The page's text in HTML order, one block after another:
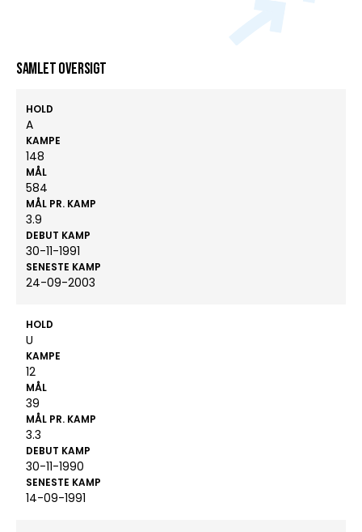
Samlet oversigt
HOLD
A
KAMPE
148
MÅL
584
MÅL PR. KAMP
3.9
DEBUT KAMP
30-11-1991
SENESTE KAMP
24-09-2003
HOLD
U
KAMPE
12
MÅL
39
MÅL PR. KAMP
3.3
DEBUT KAMP
30-11-1990
SENESTE KAMP
14-09-1991